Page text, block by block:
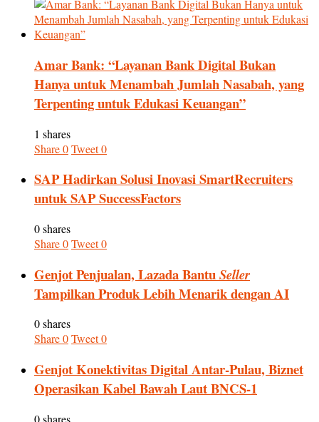
Amar Bank: “Layanan Bank Digital Bukan
Hanya untuk Menambah Jumlah Nasabah, yang
Terpenting untuk Edukasi Keuangan”
1 shares
Share0Tweet0
SAP Hadirkan Solusi Inovasi SmartRecruiters
untuk SAP SuccessFactors
0 shares
Share0Tweet0
Genjot Penjualan, Lazada BantuSeller
Tampilkan Produk Lebih Menarik dengan AI
0 shares
Share0Tweet0
Genjot Konektivitas Digital Antar-Pulau, Biznet
Operasikan Kabel Bawah Laut BNCS-1
0 shares